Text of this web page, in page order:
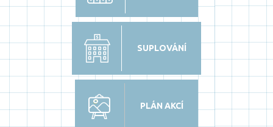
SUPLOVÁNÍ
PLÁN AKCÍ